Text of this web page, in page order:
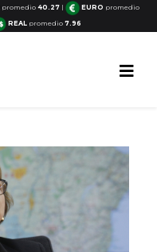
promedio40.27 | EURO promedio
REAL promedio7.96